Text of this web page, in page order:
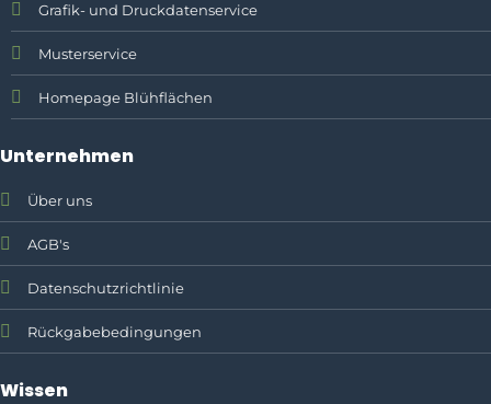
Grafik- und Druckdatenservice
Musterservice
Homepage Blühflächen
Unternehmen
Über uns
AGB's
Datenschutzrichtlinie
Rückgabebedingungen
Wissen